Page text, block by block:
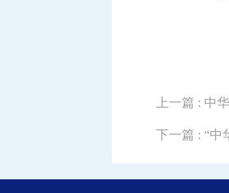
上一篇 : 中
下一篇 : “中